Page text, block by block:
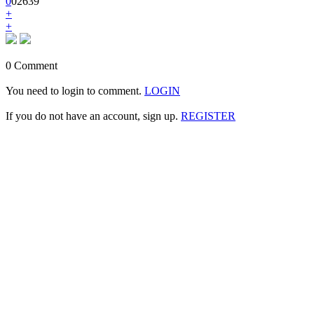
+
+
0 Comment
You need to login to comment. LOGIN
If you do not have an account, sign up. REGISTER